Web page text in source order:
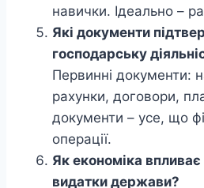
навички. Ідеально –
Які документи
господарську
Первинні документи:
рахунки, договори,
документи – усе, що
операції.
Як економіка
видатки держави?